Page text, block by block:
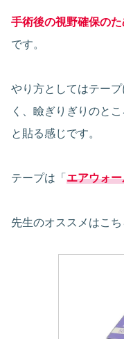
手術後の視野確保の
です。
やり方としてはテー
く、瞼ぎりぎりのと
と貼る感じです。
テープは「 エアウォ
先生のオススメはこち